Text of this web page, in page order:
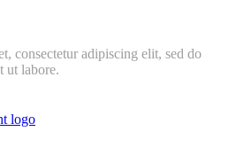
consectetur adipiscing elit, sed do
ut labore.